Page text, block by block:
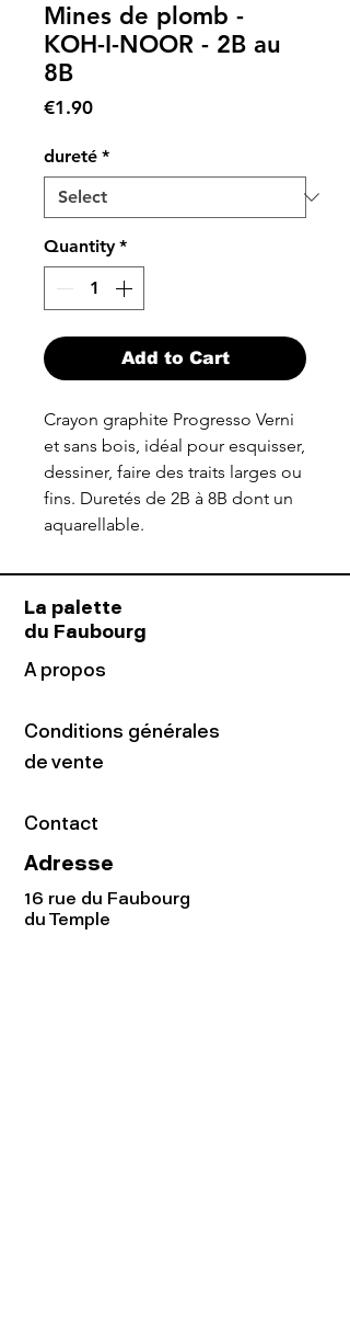
Mines de plomb -
KOH-I-NOOR - 2B au
8B
€1.90Price
dureté *
Quantity *
Add to Cart
Crayon graphite Progresso Verni
et sans bois, idéal pour esquisser,
dessiner, faire des traits larges ou
fins. Duretés de 2B à 8B dont un
aquarellable.
La palette
du Faubourg
A propos
Conditions générales
de vente
Contact
Adresse
16 rue du Faubourg
du Temple